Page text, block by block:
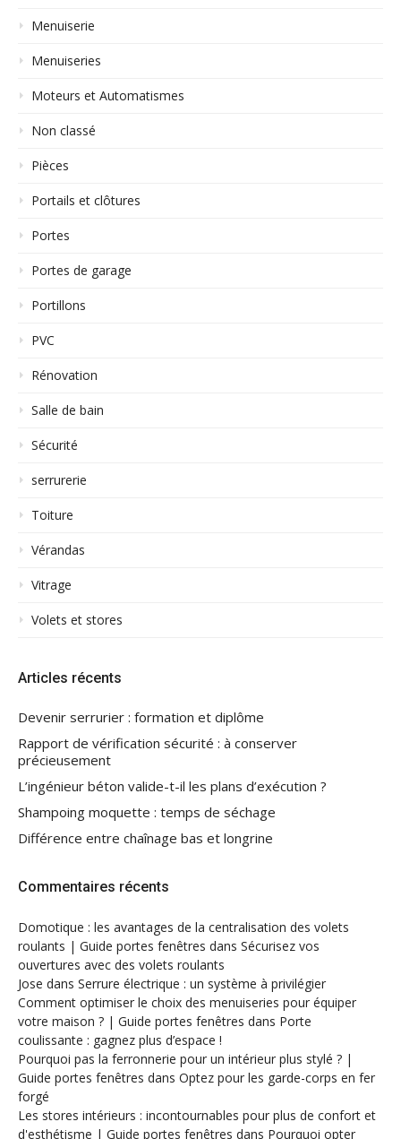
Menuiserie
Menuiseries
Moteurs et Automatismes
Non classé
Pièces
Portails et clôtures
Portes
Portes de garage
Portillons
PVC
Rénovation
Salle de bain
Sécurité
serrurerie
Toiture
Vérandas
Vitrage
Volets et stores
Articles récents
Devenir serrurier : formation et diplôme
Rapport de vérification sécurité : à conserver
précieusement
L’ingénieur béton valide-t-il les plans d’exécution ?
Shampoing moquette : temps de séchage
Différence entre chaînage bas et longrine
Commentaires récents
Domotique : les avantages de la centralisation des volets
roulants | Guide portes fenêtres dans Sécurisez vos
ouvertures avec des volets roulants
Jose dans Serrure électrique : un système à privilégier
Comment optimiser le choix des menuiseries pour équiper
votre maison ? | Guide portes fenêtres dans Porte
coulissante : gagnez plus d’espace !
Pourquoi pas la ferronnerie pour un intérieur plus stylé ? |
Guide portes fenêtres dans Optez pour les garde-corps en fer
forgé
Les stores intérieurs : incontournables pour plus de confort et
d'esthétisme | Guide portes fenêtres dans Pourquoi opter